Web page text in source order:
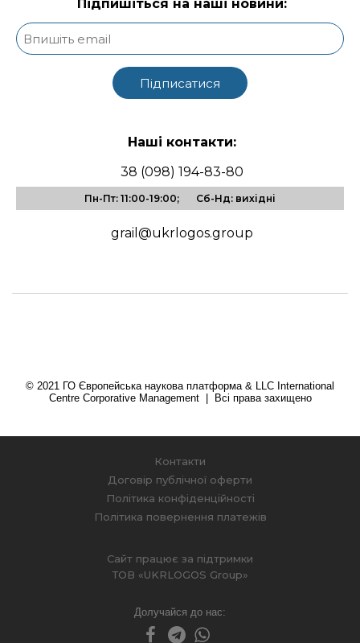
Підпишіться на наші новини:
Наші контакти:
38 (098) 194-83-80
Пн-Пт: 11:00-19:00; Сб-Нд: вихідні
grail@ukrlogos.group
© 2021 ГО Європейська наукова платформа & LLC International
Centre Corporative Management | Всі права захищено
Контакти
Договір публічної оферти
Політика конфіденційності
Політика повернення платежів
Сайт працює за підтримки
ТОВ «UKRLOGOS Group»
Долучайся до нас: